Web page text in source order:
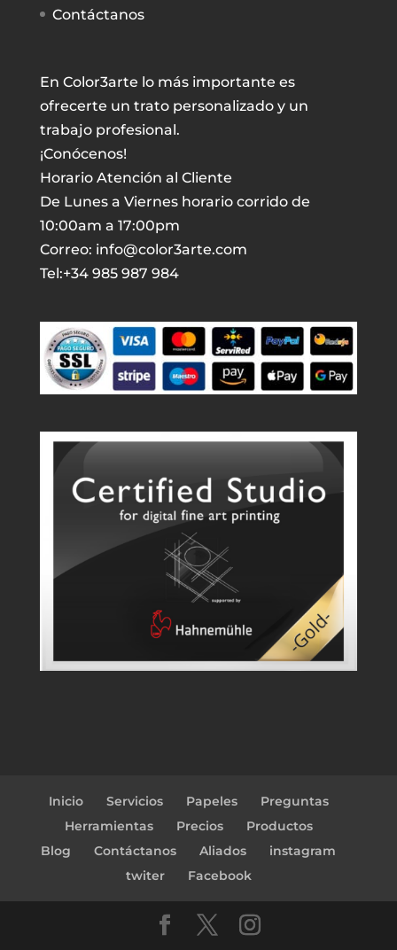
Contáctanos
En Color3arte lo más importante es
ofrecerte un trato personalizado y un
trabajo profesional.
¡Conócenos!
Horario Atención al Cliente
De Lunes a Viernes horario corrido de
10:00am a 17:00pm
Correo: info@color3arte.com
Tel:+34 985 987 984
Inicio Servicios Papeles
Preguntas
Herramientas
Precios
Productos
Blog
Contáctanos Aliados
instagram
twiter
Facebook